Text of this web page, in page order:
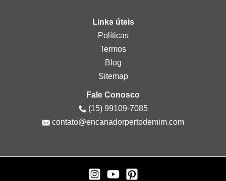
Links úteis
Políticas
Termos
Blog
Sitemap
Fale Conosco
(15) 99109-7085
contato@encanadorpertodemim.com